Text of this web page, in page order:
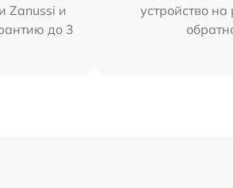
Zanussi и
до 3
устройство на